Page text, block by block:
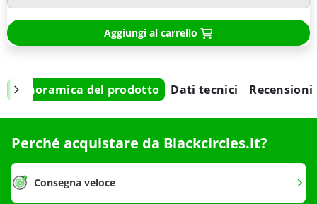
Aggiungi al carrello
Panoramica del prodotto Dati tecnici Recensioni
Perché acquistare da Blackcircles.it?
Consegna veloce